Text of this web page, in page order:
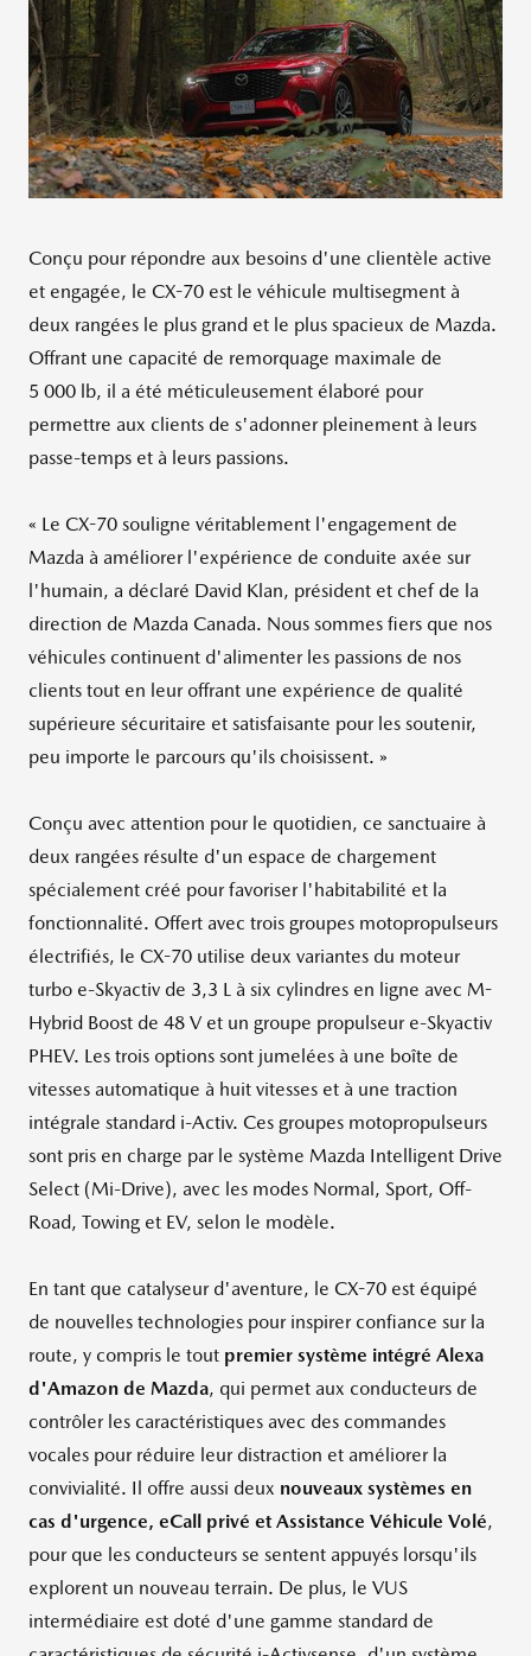
Conçu pour répondre aux besoins d'une clientèle active
et engagée, le CX-70 est le véhicule multisegment à
deux rangées le plus grand et le plus spacieux de Mazda.
Offrant une capacité de remorquage maximale de
5 000 lb, il a été méticuleusement élaboré pour
permettre aux clients de s'adonner pleinement à leurs
passe-temps et à leurs passions.
« Le CX-70 souligne véritablement l'engagement de
Mazda à améliorer l'expérience de conduite axée sur
l'humain, a déclaré David Klan, président et chef de la
direction de Mazda Canada. Nous sommes fiers que nos
véhicules continuent d'alimenter les passions de nos
clients tout en leur offrant une expérience de qualité
supérieure sécuritaire et satisfaisante pour les soutenir,
peu importe le parcours qu'ils choisissent. »
Conçu avec attention pour le quotidien, ce sanctuaire à
deux rangées résulte d'un espace de chargement
spécialement créé pour favoriser l'habitabilité et la
fonctionnalité. Offert avec trois groupes motopropulseurs
électrifiés, le CX-70 utilise deux variantes du moteur
turbo e-Skyactiv de 3,3 L à six cylindres en ligne avec M-
Hybrid Boost de 48 V et un groupe propulseur e-Skyactiv
PHEV. Les trois options sont jumelées à une boîte de
vitesses automatique à huit vitesses et à une traction
intégrale standard i-Activ. Ces groupes motopropulseurs
sont pris en charge par le système Mazda Intelligent Drive
Select (Mi-Drive), avec les modes Normal, Sport, Off-
Road, Towing et EV, selon le modèle.
En tant que catalyseur d'aventure, le CX-70 est équipé
de nouvelles technologies pour inspirer confiance sur la
route, y compris le tout premier système intégré Alexa
d'Amazon de Mazda, qui permet aux conducteurs de
contrôler les caractéristiques avec des commandes
vocales pour réduire leur distraction et améliorer la
convivialité. Il offre aussi deux nouveaux systèmes en
cas d'urgence, eCall privé et Assistance Véhicule Volé,
pour que les conducteurs se sentent appuyés lorsqu'ils
explorent un nouveau terrain. De plus, le VUS
intermédiaire est doté d'une gamme standard de